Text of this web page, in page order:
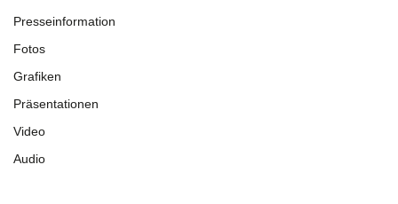
Presseinformation
Fotos
Grafiken
Präsentationen
Video
Audio